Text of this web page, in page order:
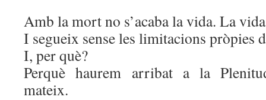
Amb la mort no s’acaba la vida. La
I segueix sense les limitacions pròpies
I, per què?
Perquè haurem arribat a la
mateix.